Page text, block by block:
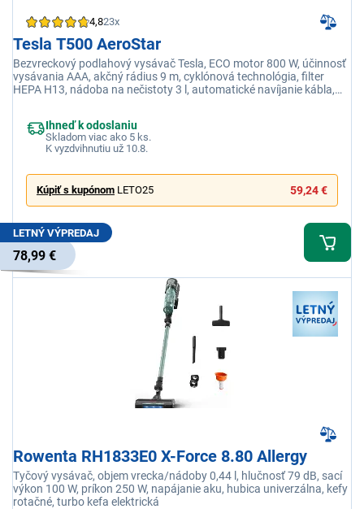
4,823x
Tesla T500 AeroStar
Bezvreckový podlahový vysávač Tesla, ECO motor 800 W, účinnosť
vysávania AAA, akčný rádius 9 m, cyklónová technológia, filter
HEPA H13, nádoba na nečistoty 3 l, automatické navíjanie kábla,
Ihneď k odoslaniu
Skladom viac ako 5 ks.
K vyzdvihnutiu už 10.8.
Kúpiť s kupónom LETO25 59,24 €
LETNÝ VÝPREDAJ
78,99 €
Rowenta RH1833E0 X-Force 8.80 Allergy
Tyčový vysávač, objem vrecka/nádoby 0,44 l, hlučnosť 79 dB, sací
výkon 100 W, príkon 250 W, napájanie aku, hubica univerzálna, kefy
rotačné, turbo kefa elektrická